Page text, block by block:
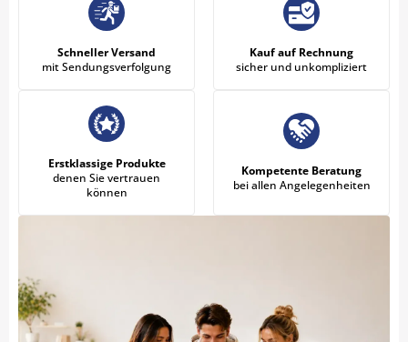
Schneller Versand
mit Sendungsverfolgung
Kauf auf Rechnung
sicher und unkompliziert
Erstklassige Produkte
denen Sie vertrauen
können
Kompetente Beratung
bei allen Angelegenheiten